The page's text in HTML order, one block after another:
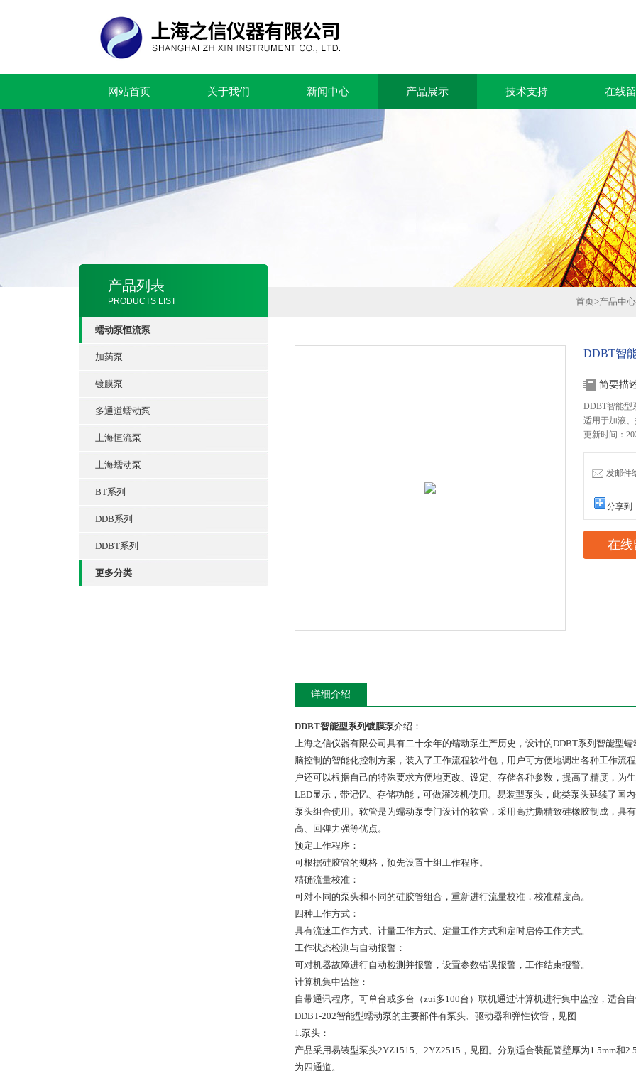
网站首页 关于我们 新闻中心 产品展示 技术支持 在线
产品列表
PRODUCTS LIST
蠕动泵恒流泵
加药泵
镀膜泵
多通道蠕动泵
上海恒流泵
上海蠕动泵
BT系列
DDB系列
DDBT系列
更多分类
首页>产品中心
DDBT智
简要描
DDBT智能型
适用于加液
更新时间：
发邮件
分享到
在线
详细介绍
DDBT智能型系列镀膜泵介绍：
上海之信仪器有限公司具有二十余年的蠕动泵生产历史，设计的DDBT系列智能型
脑控制的智能化控制方案，装入了工作流程软件包，用户可方便地调出各种工作流
户还可以根据自己的特殊要求方便地更改、设定、存储各种参数，提高了精度，为
LED显示，带记忆、存储功能，可做灌装机使用。易装型泵头，此类泵头延续了国
泵头组合使用。软管是为蠕动泵专门设计的软管，采用高抗撕精致硅橡胶制成，具
高、回弹力强等优点。
预定工作程序：
可根据硅胶管的规格，预先设置十组工作程序。
精确流量校准：
可对不同的泵头和不同的硅胶管组合，重新进行流量校准，校准精度高。
四种工作方式：
具有流速工作方式、计量工作方式、定量工作方式和定时启停工作方式。
工作状态检测与自动报警：
可对机器故障进行自动检测并报警，设置参数错误报警，工作结束报警。
计算机集中监控：
自带通讯程序。可单台或多台（zui多100台）联机通过计算机进行集中监控，适合自
DDBT-202智能型蠕动泵的主要部件有泵头、驱动器和弹性软管，见图
1.泵头：
产品采用易装型泵头2YZ1515、2YZ2515，见图。分别适合装配管壁厚为1.5mm和
为四通道。